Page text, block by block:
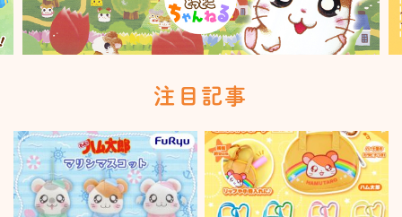
注目記事